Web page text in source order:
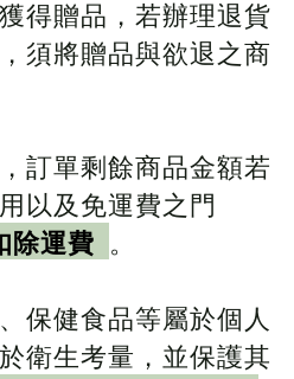
得贈品，若辦理退貨
須將贈品與欲退之商
訂單剩餘商品金額若
以及免運費之門
除運費 。
保健食品等屬於個人
衛生考量，並保護其